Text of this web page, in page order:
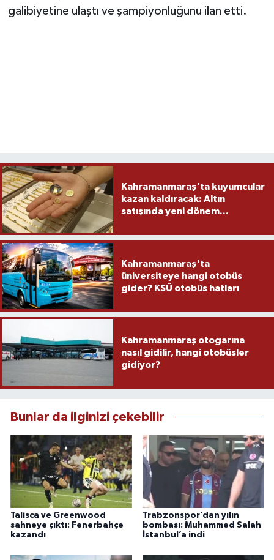
galibiyetine ulaştı ve şampiyonluğunu ilan etti.
Kahramanmaraş'ta kuyumcular
kazan kaldıracak: Altın
satışında yeni dönem...
Kahramanmaraş'ta
üniversiteye hangi otobüs
gider? KSÜ otobüs hatları
Kahramanmaraş otogarına
nasıl gidilir, hangi otobüsler
gidiyor?
Bunlar da ilginizi çekebilir
Talisca ve Greenwood
sahneye çıktı: Fenerbahçe
kazandı
Trabzonspor’dan yılın
bombası: Muhammed Salah
İstanbul’a indi